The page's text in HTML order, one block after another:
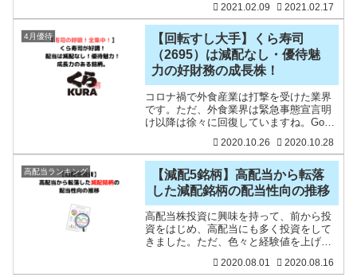
っていることや業績が悪化しているこ
と、増配ストップなど減配リスクがある
と取り上げていました。高配
2021.02.09 2021.02.17
4月優待
【回転すし大手】くら寿司
（2695）は減配なし・優待魅
力の好財務の成長株！
コロナ禍で外食産業は打撃を受けた業界
です。ただ、外食業界は緊急事態宣言明
け以降は徐々に回復していますね。Go
いますね。回転すしが好きなので、スシ
ロー株をコロナ禍でゲットしました。先
日、久しぶりにス
2020.10.26 2020.10.28
高配当ランキング
【減配5銘柄】高配当から転落
した減配銘柄の配当性向の推移
高配当株投資に興味を持って、前から投
資をはじめ、高配当にも多く投資をして
きました。ただ、色々と経験値を上げて
う思いになり、最近は高配当よりも、毎
2020.08.01 2020.08.16